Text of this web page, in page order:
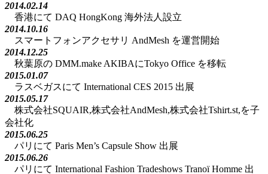
2014.02.14
香港にて DAQ HongKong 海外法人設立
2014.10.16
スマートフォンアクセサリ AndMesh を運営開始
2014.12.25
秋葉原の DMM.make AKIBAにTokyo Office を移転
2015.01.07
ラスベガスにて International CES 2015 出展
2015.05.17
株式会社SQUAIR,株式会社AndMesh,株式会社Tshirt.st,を子
会社化
2015.06.25
パリにて Paris Men’s Capsule Show 出展
2015.06.26
パリにて International Fashion Tradeshows Tranoï Homme 出